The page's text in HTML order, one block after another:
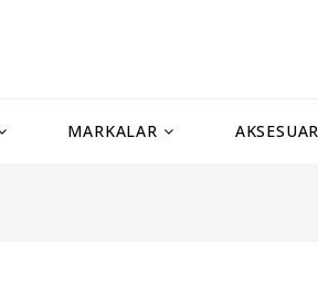
MARKALAR AKSESUAR